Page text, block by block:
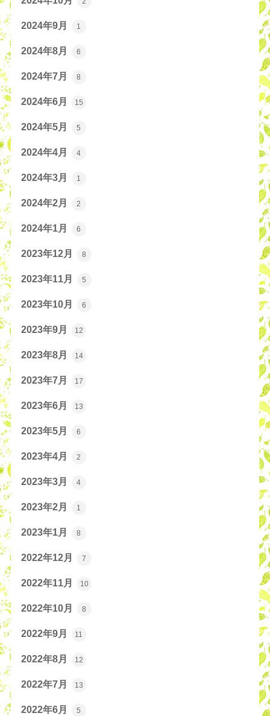
2024年9月 1
2024年8月 6
2024年7月 8
2024年6月 15
2024年5月 5
2024年4月 4
2024年3月 1
2024年2月 2
2024年1月 6
2023年12月 8
2023年11月 5
2023年10月 6
2023年9月 12
2023年8月 14
2023年7月 17
2023年6月 13
2023年5月 6
2023年4月 2
2023年3月 4
2023年2月 1
2023年1月 8
2022年12月 7
2022年11月 10
2022年10月 8
2022年9月 11
2022年8月 12
2022年7月 13
2022年6月 5